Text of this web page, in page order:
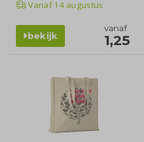
Vanaf14 augustus
bekijk
vanaf
1,25